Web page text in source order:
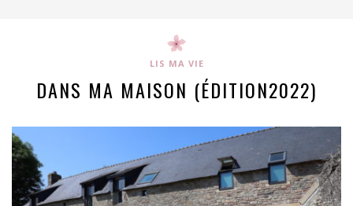
LIS MA VIE
DANS MA MAISON (ÉDITION2022)